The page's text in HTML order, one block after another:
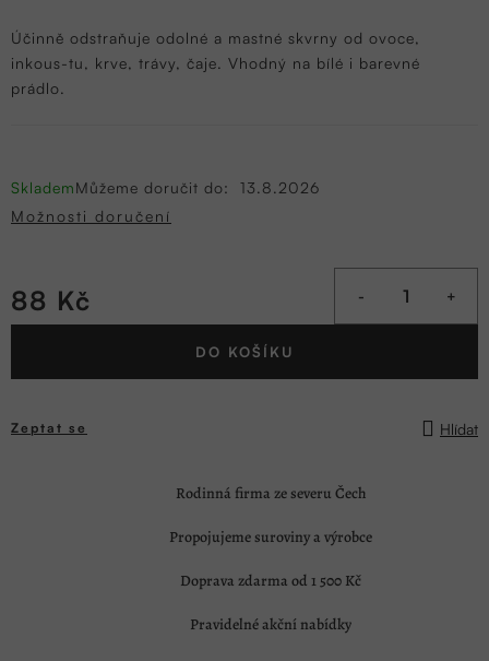
Účinně odstraňuje odolné a mastné skvrny od ovoce,
inkous-tu, krve, trávy, čaje. Vhodný na bílé i barevné
prádlo.
SklademMůžeme doručit do:
13.8.2026
Možnosti doručení
88 Kč
Měrná
DO KOŠÍKU
Zeptat se Hlídat
Rodinná firma ze severu Čech
Propojujeme suroviny a výrobce
Doprava zdarma od 1 500 Kč
Pravidelné akční nabídky